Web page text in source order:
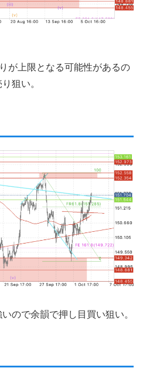
が上限となる可能性があるの
狙い。
ので余韻で押し目買い狙い。